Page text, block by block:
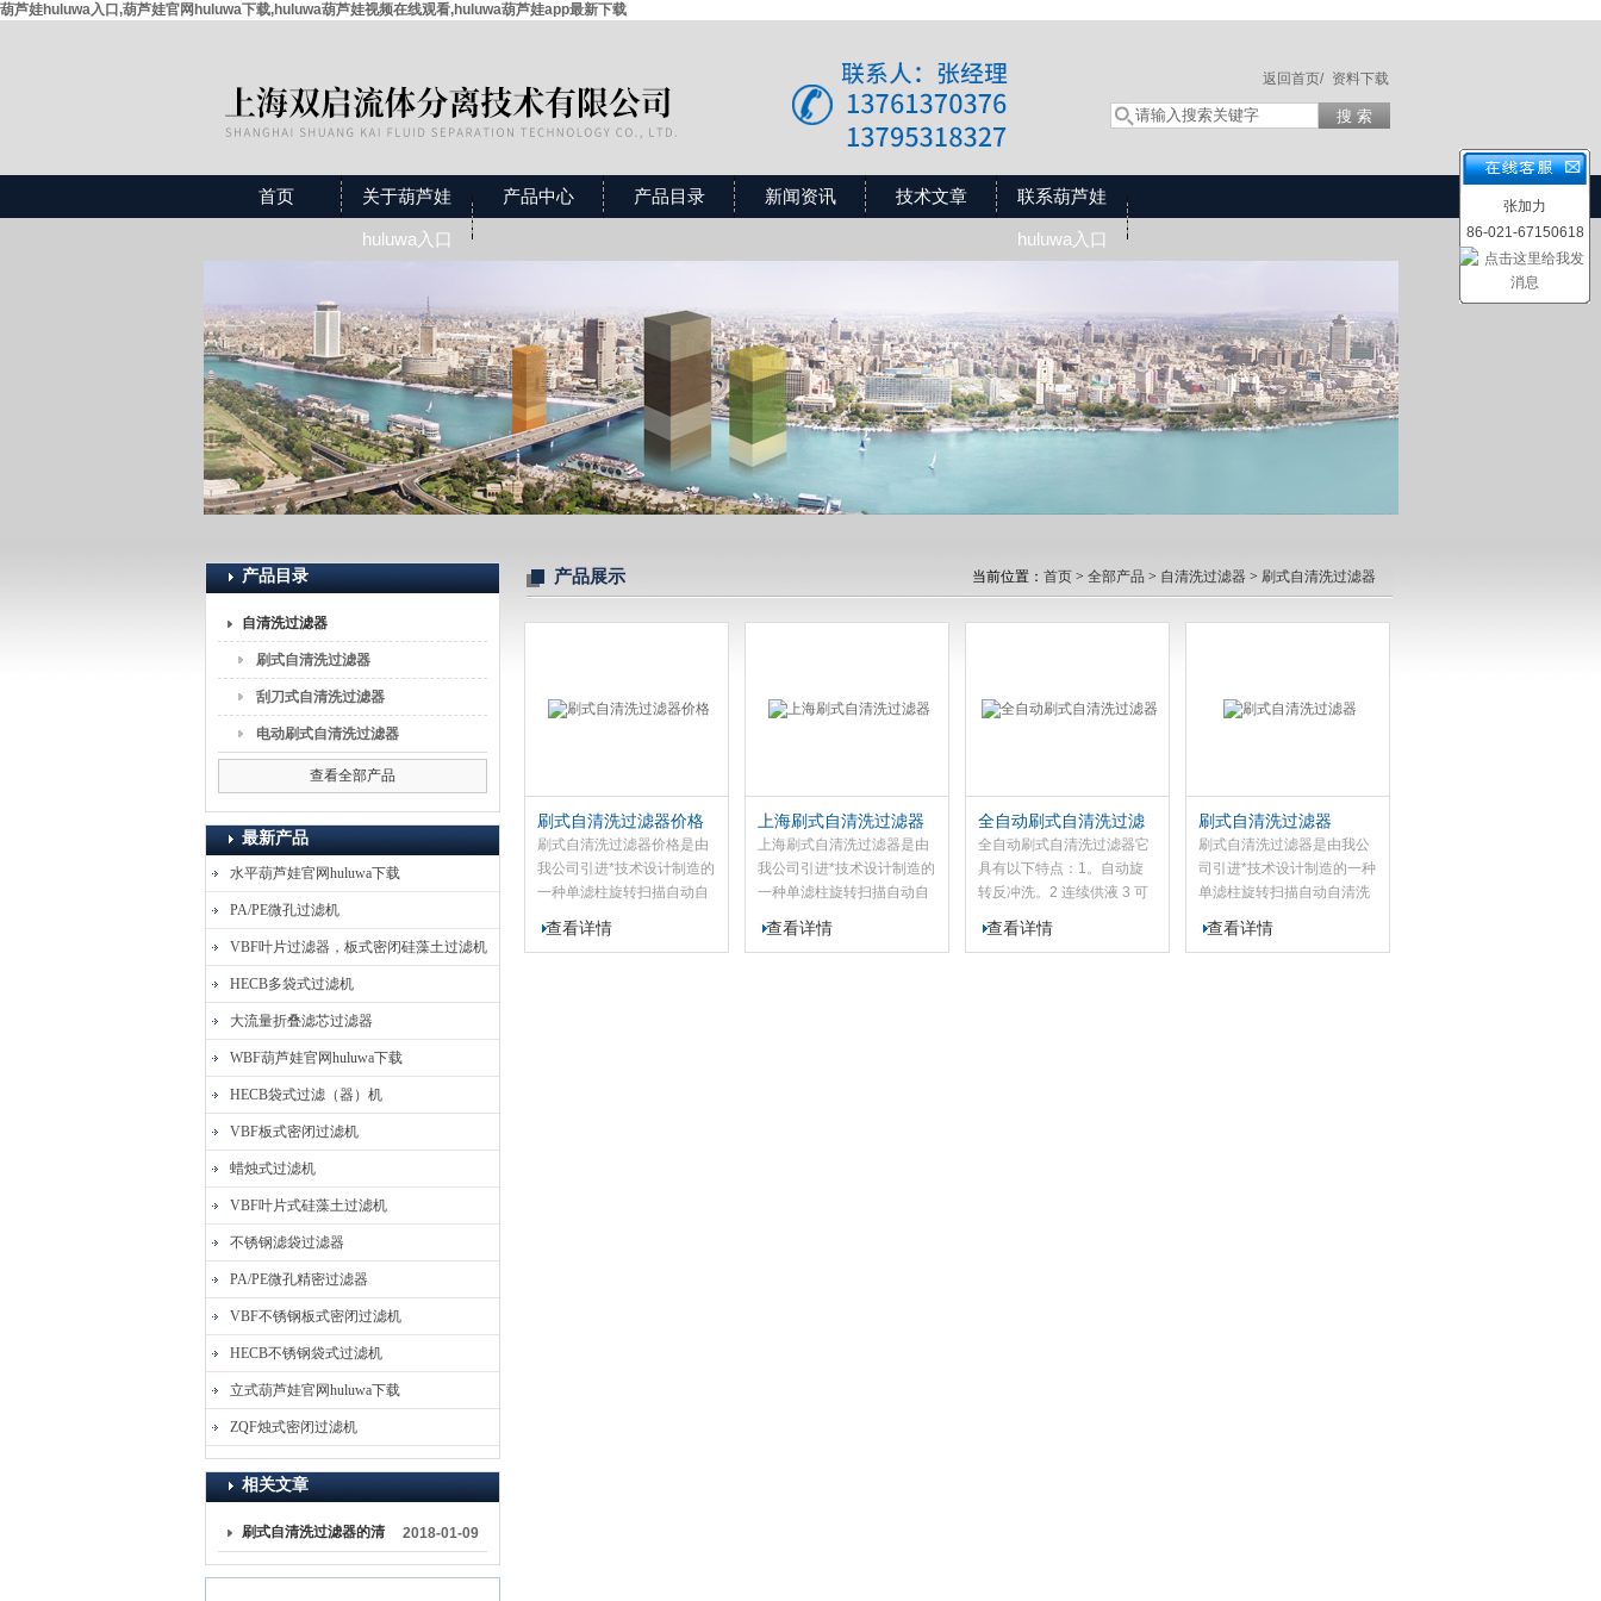
葫芦娃huluwa入口,葫芦娃官网huluwa下载,huluwa葫芦娃视频在线观看,huluwa葫芦娃app最新下载
上海葫芦娃huluwa入口流体分离技术有限公司
资料下载
返回首页/
首页 关于葫芦娃
huluwa入口
产品中心 产品目录 新闻资讯 技术文章 联系葫芦娃
huluwa入口
产品目录
自清洗过滤器
刷式自清洗过滤器
刮刀式自清洗过滤器
电动刷式自清洗过滤器
查看全部产品
最新产品
水平葫芦娃官网huluwa下载
PA/PE微孔过滤机
VBF叶片过滤器，板式密闭硅藻土过滤机
HECB多袋式过滤机
大流量折叠滤芯过滤器
WBF葫芦娃官网huluwa下载
HECB袋式过滤（器）机
VBF板式密闭过滤机
蜡烛式过滤机
VBF叶片式硅藻土过滤机
不锈钢滤袋过滤器
PA/PE微孔精密过滤器
VBF不锈钢板式密闭过滤机
HECB不锈钢袋式过滤机
立式葫芦娃官网huluwa下载
ZQF烛式密闭过滤机
相关文章
刷式自清洗过滤器的清
洗步骤过程
2018-01-09
产品展示 当前位置： 首页 > 全部产品 > 自清洗过滤器 > 刷式自清洗过滤器
刷式自清洗过滤器价格
刷式自清洗过滤器价格是由
我公司引进*技术设计制造的
一种单滤柱旋转扫描自动自
清洗排污过滤器，能有效可
靠的滤除工业循环水及其它
查看详情
上海刷式自清洗过滤器
上海刷式自清洗过滤器是由
我公司引进*技术设计制造的
一种单滤柱旋转扫描自动自
清洗排污过滤器，能有效可
靠的滤除工业循环水及其它
查看详情
全自动刷式自清洗过滤
器
全自动刷式自清洗过滤器它
具有以下特点：1。自动旋
转反冲洗。2 连续供液 3 可
靠过滤 4 高效低能耗 5 运行
安全稳定 6 反冲洗效果好
查看详情
刷式自清洗过滤器
刷式自清洗过滤器是由我公
司引进*技术设计制造的一种
单滤柱旋转扫描自动自清洗
排污过滤器，能有效可靠的
滤除工业循环水及其它液体
查看详情
张加力
86-021-67150618